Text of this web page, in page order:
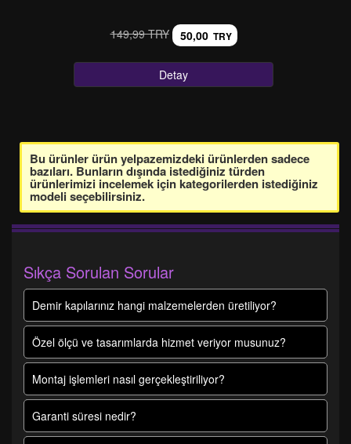
149,99 TRY 50,00 TRY
Detay
Bu ürünler ürün yelpazemizdeki ürünlerden sadece
bazıları. Bunların dışında istediğiniz türden
ürünlerimizi incelemek için kategorilerden istediğiniz
modeli seçebilirsiniz.
Sıkça Sorulan Sorular
Demir kapılarınız hangi malzemelerden üretiliyor?
Özel ölçü ve tasarımlarda hizmet veriyor musunuz?
Montaj işlemleri nasıl gerçekleştiriliyor?
Garanti süresi nedir?